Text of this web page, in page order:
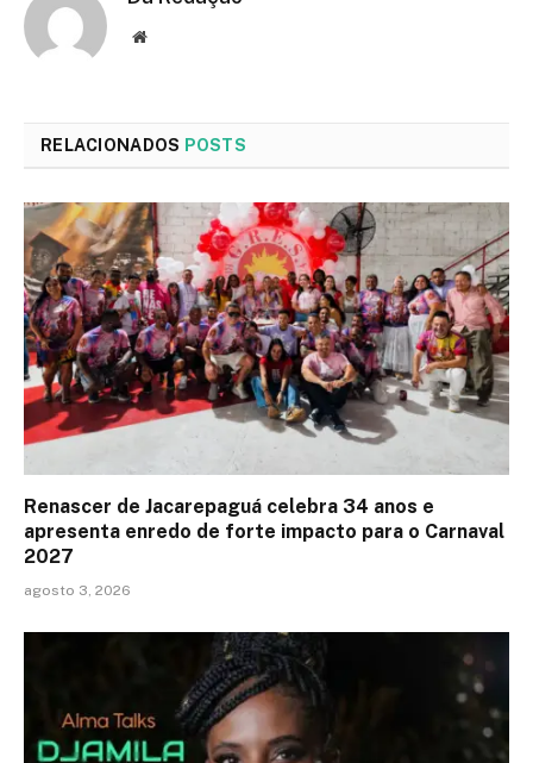
Site
RELACIONADOS POSTS
Renascer de Jacarepaguá celebra 34 anos e
apresenta enredo de forte impacto para o Carnaval
2027
agosto 3, 2026